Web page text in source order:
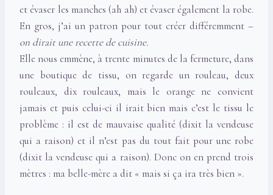
et évaser les manches (ah ah) et évaser également la robe.
En gros, j’ai un patron pour tout créer différemment –
on dirait une recette de cuisine.
Elle nous emmène, à trente minutes de la fermeture, dans
une boutique de tissu, on regarde un rouleau, deux
rouleaux, dix rouleaux, mais le orange ne convient
jamais et puis celui-ci il irait bien mais c’est le tissu le
problème : il est de mauvaise qualité (dixit la vendeuse
qui a raison) et il n’est pas du tout fait pour une robe
(dixit la vendeuse qui a raison). Donc on en prend trois
mètres : ma belle-mère a dit « mais si ça ira très bien ».